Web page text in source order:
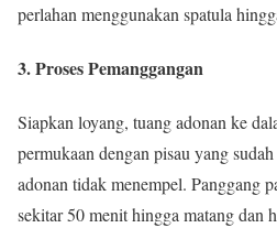
perlahan menggunakan spatula
3. Proses Pemanggangan
Siapkan loyang, tuang adonan ke
permukaan dengan pisau yang
adonan tidak menempel. Panggang
sekitar 50 menit hingga matang dan